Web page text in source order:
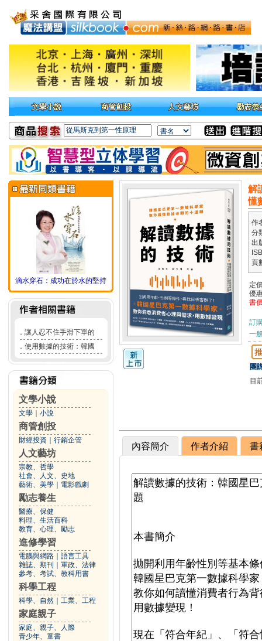
滴水穿石：成功在於水的堅持
． 讓人忍不住手滑下單的
． 使用數據的技術：韓國
文學小說
文學 小說
商管創投
財經投資 行銷企管
人文藝坊
宗教、哲學
社會、人文、史地
藝術、美學
電影戲劇
勵志養生
醫療、保健
料理、生活百科
教育、心理、勵志
進修學習
電腦與網路
語言工具
雜誌、期刊
軍政、法律
參考、考試、教科用書
科學工程
科學、自然 工業、工程
家庭親子
家庭、親子、人際
青少年、童書
解
懂
作
分
出
頁
定
優
書
訂
一
團
目
內容簡介 作者介紹 書